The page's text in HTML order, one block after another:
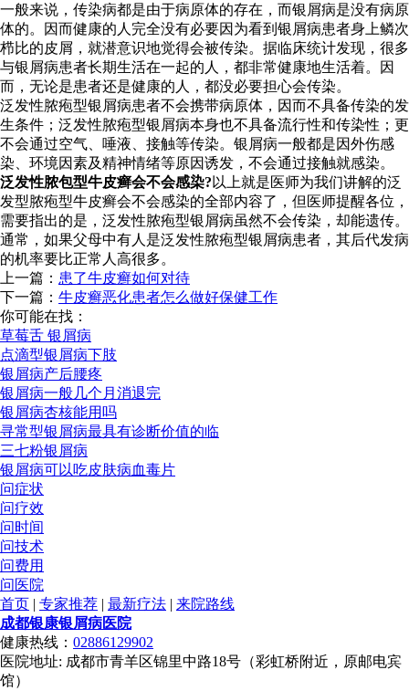
一般来说，传染病都是由于病原体的存在，而银屑病是没有病原
体的。因而健康的人完全没有必要因为看到银屑病患者身上鳞次
栉比的皮屑，就潜意识地觉得会被传染。据临床统计发现，很多
与银屑病患者长期生活在一起的人，都非常健康地生活着。因
而，无论是患者还是健康的人，都没必要担心会传染。
泛发性脓疱型银屑病患者不会携带病原体，因而不具备传染的发
生条件；泛发性脓疱型银屑病本身也不具备流行性和传染性；更
不会通过空气、唾液、接触等传染。银屑病一般都是因外伤感
染、环境因素及精神情绪等原因诱发，不会通过接触就感染。
泛发性脓包型牛皮癣会不会感染? 以上就是医师为我们讲解的泛
发型脓疱型牛皮癣会不会感染的全部内容了，但医师提醒各位，
需要指出的是，泛发性脓疱型银屑病虽然不会传染，却能遗传。
通常，如果父母中有人是泛发性脓疱型银屑病患者，其后代发病
的机率要比正常人高很多。
上一篇： 患了牛皮癣如何对待
下一篇： 牛皮癣恶化患者怎么做好保健工作
你可能在找：
草莓舌 银屑病
点滴型银屑病下肢
银屑病产后腰疼
银屑病一般几个月消退完
银屑病杏核能用吗
寻常型银屑病最具有诊断价值的临
三七粉银屑病
银屑病可以吃皮肤病血毒片
问症状
问疗效
问时间
问技术
问费用
问医院
首页 | 专家推荐 | 最新疗法 | 来院路线
成都银康银屑病医院
健康热线： 02886129902
医院地址: 成都市青羊区锦里中路18号（彩虹桥附近，原邮电宾
馆）